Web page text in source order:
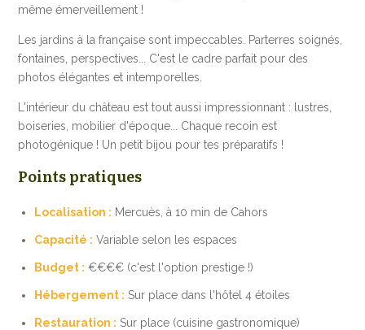
même émerveillement !
Les jardins à la française sont impeccables. Parterres soignés,
fontaines, perspectives... C'est le cadre parfait pour des
photos élégantes et intemporelles.
L'intérieur du château est tout aussi impressionnant : lustres,
boiseries, mobilier d'époque... Chaque recoin est
photogénique ! Un petit bijou pour tes préparatifs !
Points pratiques
Localisation : Mercuès, à 10 min de Cahors
Capacité : Variable selon les espaces
Budget : €€€€ (c'est l'option prestige !)
Hébergement : Sur place dans l'hôtel 4 étoiles
Restauration : Sur place (cuisine gastronomique)